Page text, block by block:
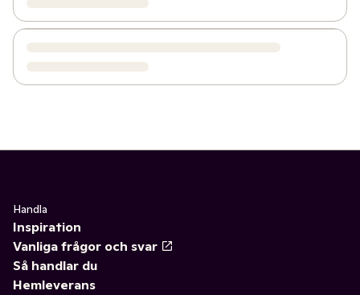
Handla
Inspiration
Vanliga frågor och svar
Så handlar du
Hemleverans